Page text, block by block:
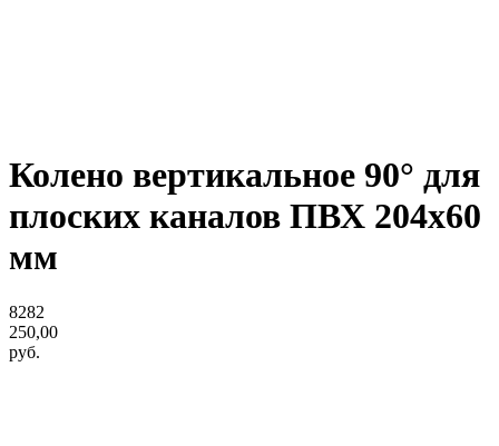
Колено вертикальное 90° для
плоских каналов ПВХ 204х60
мм
8282
250,00
руб.